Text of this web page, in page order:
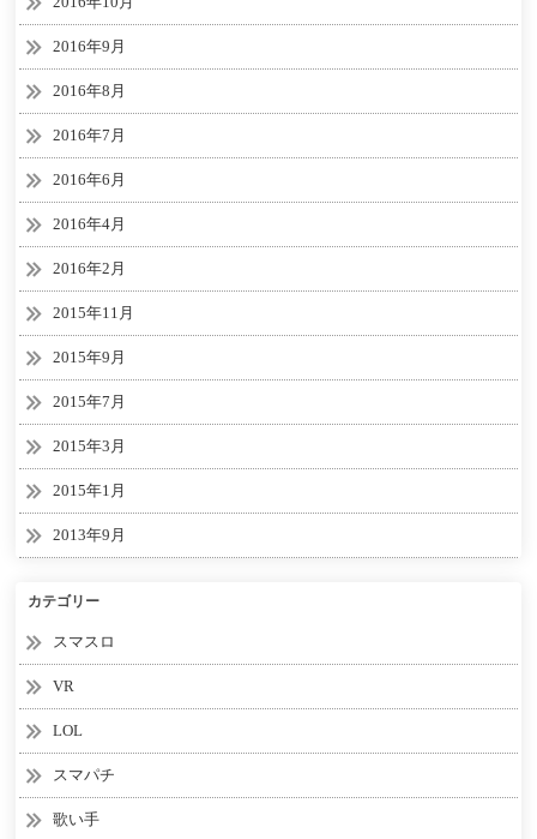
2016年9月
2016年8月
2016年7月
2016年6月
2016年4月
2016年2月
2015年11月
2015年9月
2015年7月
2015年3月
2015年1月
2013年9月
カテゴリー
スマスロ
VR
LOL
スマパチ
歌い手